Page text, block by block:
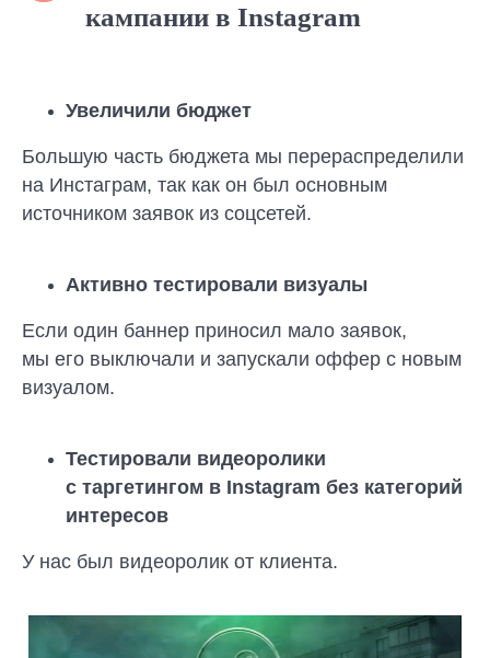
кампании в Instagram
Увеличили бюджет
Большую часть бюджета мы перераспределили
на Инстаграм, так как он был основным
источником заявок из соцсетей.
Активно тестировали визуалы
Если один баннер приносил мало заявок,
мы его выключали и запускали оффер с новым
визуалом.
Тестировали видеоролики
с таргетингом в Instagram без категорий
интересов
У нас был видеоролик от клиента.